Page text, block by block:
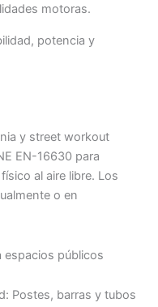
motoras.
potencia y
y street workout
EN-16630 para
al aire libre. Los
o en
espacios públicos
Postes, barras y tubos